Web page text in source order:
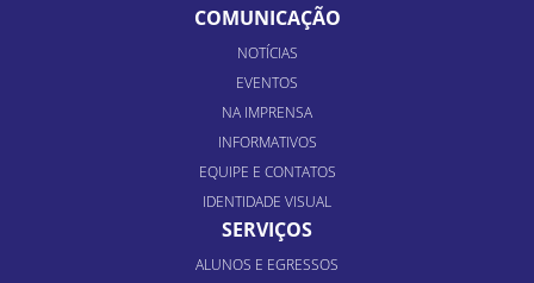
COMUNICAÇÃO
NOTÍCIAS
EVENTOS
NA IMPRENSA
INFORMATIVOS
EQUIPE E CONTATOS
IDENTIDADE VISUAL
SERVIÇOS
ALUNOS E EGRESSOS